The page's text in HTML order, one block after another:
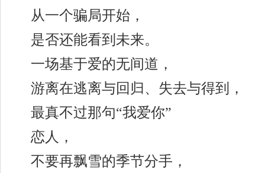
从一个骗局开始，
是否还能看到未来。
一场基于爱的无间道，
游离在逃离与回归、失去与得到，
最真不过那句“我爱你”
恋人，
不要再飘雪的季节分手，